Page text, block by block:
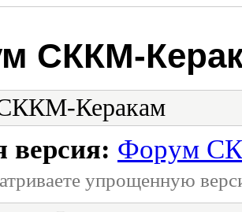
СККМ-
Керакам
версия: Форум
yпpощеннyю